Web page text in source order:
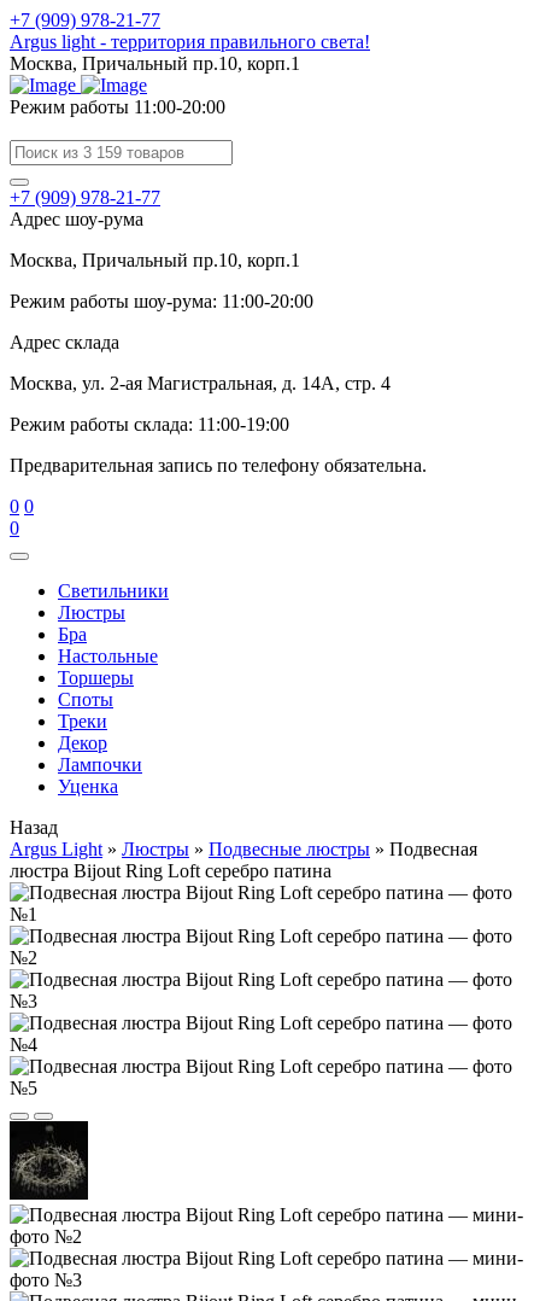
+7 (909) 978-21-77
Argus light - территория правильного света!
Москва, Причальный пр.10, корп.1
Режим работы 11:00-20:00
+7 (909) 978-21-77
Адрес шоу-рума
Москва, Причальный пр.10, корп.1
Режим работы шоу-рума: 11:00-20:00
Адрес склада
Москва, ул. 2-ая Магистральная, д. 14А, стр. 4
Режим работы склада: 11:00-19:00
Предварительная запись по телефону обязательна.
0 0
0
Cветильники
Люстры
Бра
Настольные
Торшеры
Споты
Треки
Декор
Лампочки
Уценка
Назад
Argus Light » Люстры » Подвесные люстры » Подвесная
люстра Bijout Ring Loft серебро патина